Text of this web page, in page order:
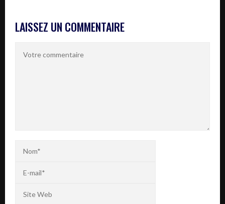
LAISSEZ UN COMMENTAIRE